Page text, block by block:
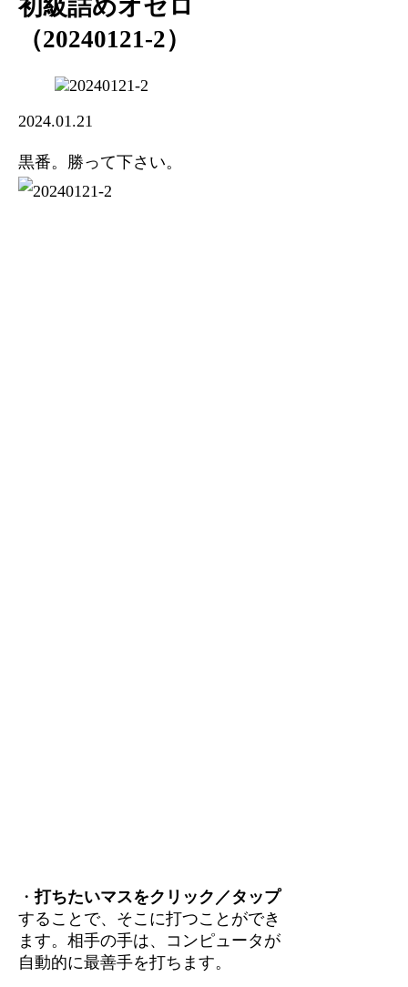
初級詰めオセロ
（20240121-2）
2024.01.21
黒番。勝って下さい。
・打ちたいマスをクリック／タップ
することで、そこに打つことができ
ます。相手の手は、コンピュータが
自動的に最善手を打ちます。